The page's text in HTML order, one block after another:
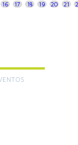
16 17 18 19 20 21